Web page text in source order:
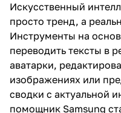
Искусственный
просто тренд, а
Инструменты на
переводить тексты в
аватарки,
изображениях или
сводки с актуальной
помощник Samsung